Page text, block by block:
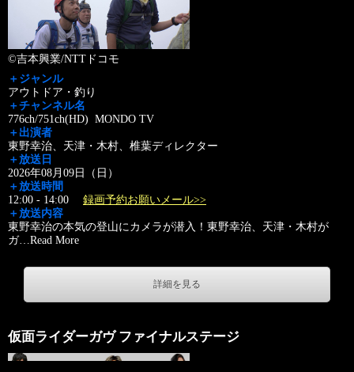
©吉本興業/NTTドコモ
＋ジャンル
アウトドア・釣り
＋チャンネル名
776ch/751ch(HD) MONDO TV
＋出演者
東野幸治、天津・木村、椎葉ディレクター
＋放送日
2026年08月09日（日）
＋放送時間
12:00 - 14:00 録画予約お願いメール>>
＋放送内容
東野幸治の本気の登山にカメラが潜入！東野幸治、天津・木村が
ガ…Read More
詳細を見る
仮面ライダーガヴ ファイナルステージ